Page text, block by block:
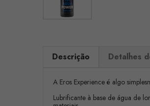
Descrição Detalhes
A Eros Experience é algo
Lubrificante à base de água de